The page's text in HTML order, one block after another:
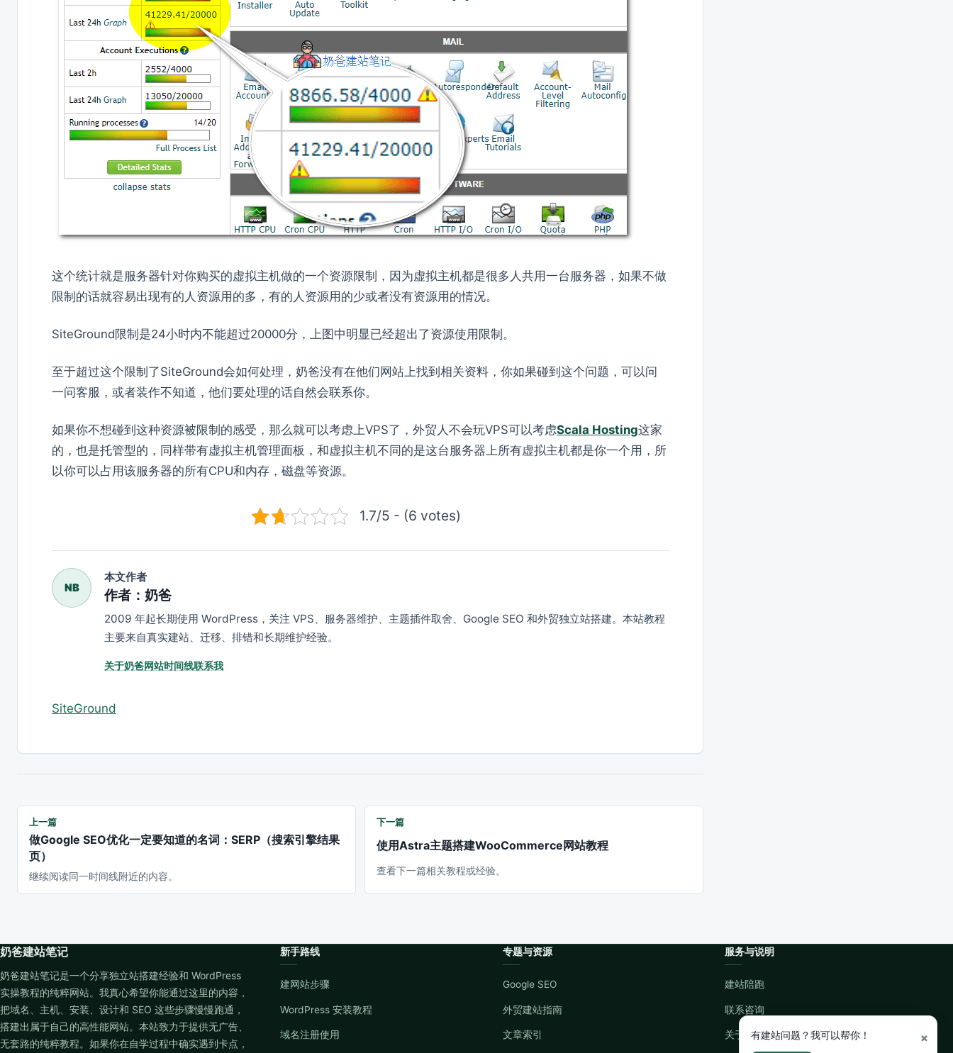
这个统计就是服务器针对你购买的虚拟主机做的一个资源限制，因为虚拟主机都是很多人共用一台服务器，如果不做
限制的话就容易出现有的人资源用的多，有的人资源用的少或者没有资源用的情况。
SiteGround限制是24小时内不能超过20000分，上图中明显已经超出了资源使用限制。
至于超过这个限制了SiteGround会如何处理，奶爸没有在他们网站上找到相关资料，你如果碰到这个问题，可以问
一问客服，或者装作不知道，他们要处理的话自然会联系你。
如果你不想碰到这种资源被限制的感受，那么就可以考虑上VPS了，外贸人不会玩VPS可以考虑Scala Hosting这家
的，也是托管型的，同样带有虚拟主机管理面板，和虚拟主机不同的是这台服务器上所有虚拟主机都是你一个用，所
以你可以占用该服务器的所有CPU和内存，磁盘等资源。
1.7/5 - (6 votes)
NB
本文作者
作者：奶爸
2009 年起长期使用 WordPress，关注 VPS、服务器维护、主题插件取舍、Google SEO 和外贸独立站搭建。本站教程
主要来自真实建站、迁移、排错和长期维护经验。
关于奶爸网站时间线联系我
SiteGround
上一篇
做Google SEO优化一定要知道的名词：SERP（搜索引擎结果
页）
继续阅读同一时间线附近的内容。
下一篇
使用Astra主题搭建WooCommerce网站教程
查看下一篇相关教程或经验。
奶爸建站笔记
奶爸建站笔记是一个分享独立站搭建经验和 WordPress
实操教程的纯粹网站。我真心希望你能通过这里的内容，
把域名、主机、安装、设计和 SEO 这些步骤慢慢跑通，
搭建出属于自己的高性能网站。本站致力于提供无广告、
无套路的纯粹教程。如果你在自学过程中确实遇到卡点，
新手路线
建网站步骤
WordPress 安装教程
域名注册使用
专题与资源
Google SEO
外贸建站指南
文章索引
服务与说明
建站陪跑
联系咨询
关于本站 ×
有建站问题？我可以帮你！